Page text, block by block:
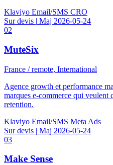
Klaviyo Email/SMS CRO
Sur devis | Maj 2026-05-24
02
MuteSix
France / remote, International
Agence growth et performance
marques e-commerce qui
retention.
Klaviyo Email/SMS Meta Ads
Sur devis | Maj 2026-05-24
03
Make Sense